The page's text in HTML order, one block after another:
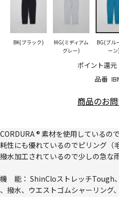
品番
ポイント還元
BK(ブラック)
MG(ミディアム
グレー)
BG(ブル
ーン)
商品のお
CORDURA ® 素材を使用しているの
耗性にも優れているのでピリング（
撥水加工されているので少しの急な
機 能： ShinCloストレッチTough
、撥水、ウエストゴムシャーリング